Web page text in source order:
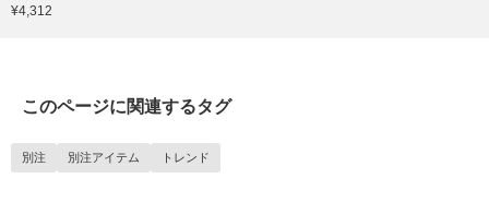
¥4,312
このページに関連するタグ
別注 別注アイテム トレンド